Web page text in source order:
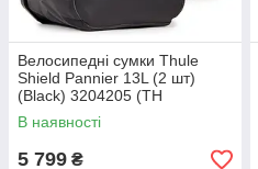
Велосипедні сумки Thule
Shield Pannier 13L (2 шт)
(Black) 3204205 (TH
3204205)
В наявності
5 799 ₴